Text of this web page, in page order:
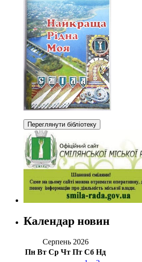
Календар новин
Серпень 2026
Пн Вт Ср Чт Пт Сб Нд